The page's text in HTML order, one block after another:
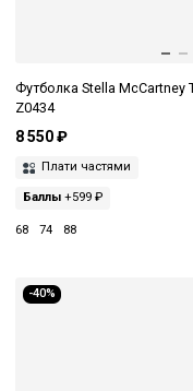
Футболка Stella McCartney
Z0434
8 550 ₽
Плати частями
Баллы +599 ₽
68 74 88
-40%